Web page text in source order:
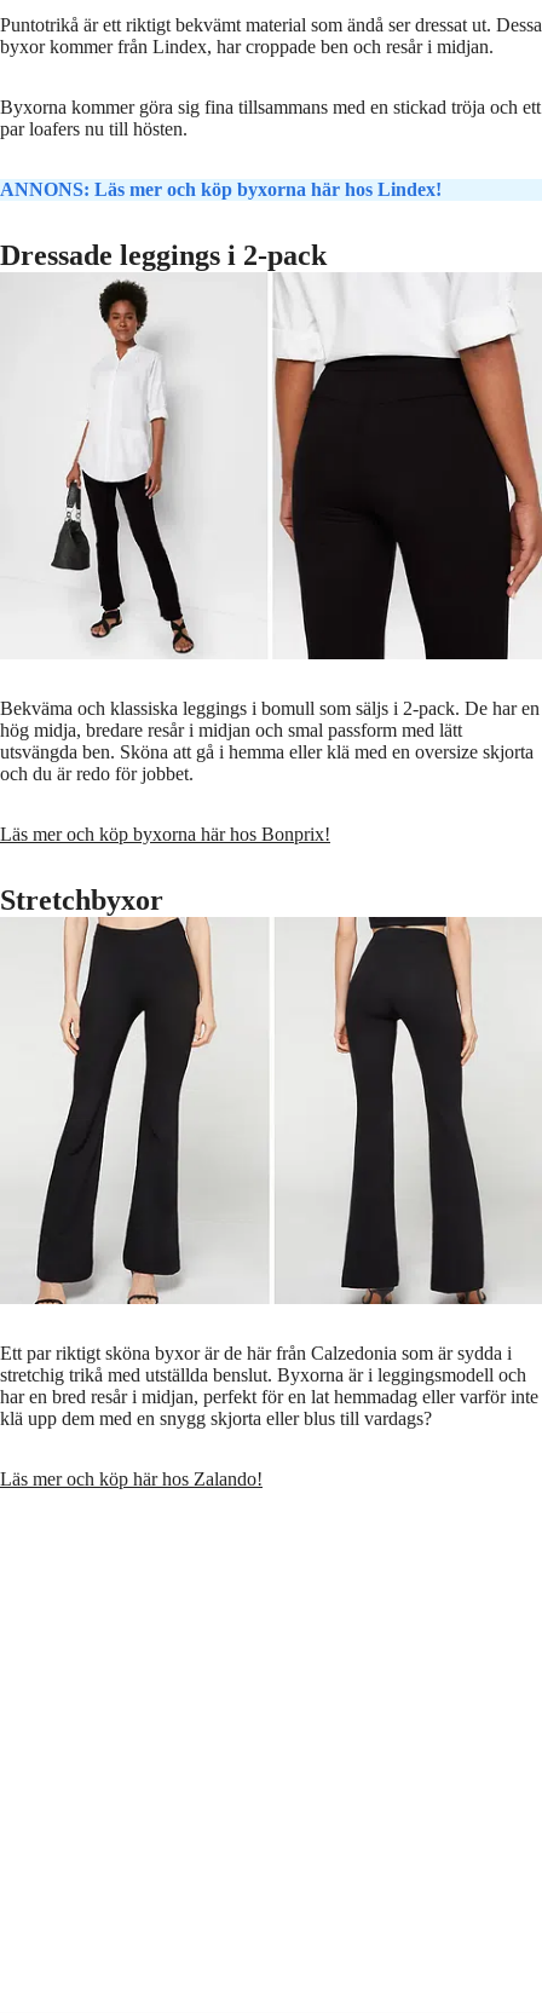
Puntotrikå är ett riktigt bekvämt material som ändå ser dressat ut. Dessa
byxor kommer från Lindex, har croppade ben och resår i midjan.
Byxorna kommer göra sig fina tillsammans med en stickad tröja och ett
par loafers nu till hösten.
ANNONS: Läs mer och köp byxorna här hos Lindex!
Dressade leggings i 2-pack
Bekväma och klassiska leggings i bomull som säljs i 2-pack. De har en
hög midja, bredare resår i midjan och smal passform med lätt
utsvängda ben. Sköna att gå i hemma eller klä med en oversize skjorta
och du är redo för jobbet.
Läs mer och köp byxorna här hos Bonprix!
Stretchbyxor
Ett par riktigt sköna byxor är de här från Calzedonia som är sydda i
stretchig trikå med utställda benslut. Byxorna är i leggingsmodell och
har en bred resår i midjan, perfekt för en lat hemmadag eller varför inte
klä upp dem med en snygg skjorta eller blus till vardags?
Läs mer och köp här hos Zalando!